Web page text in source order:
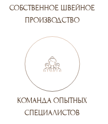
СОБСТВЕННОЕ ШВЕЙНОЕ
ПРОИЗВОДСТВО
КОМАНДА ОПЫТНЫХ
СПЕЦИАЛИСТОВ